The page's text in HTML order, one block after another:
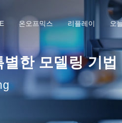
온오프믹스 리플레이 오
한 모델링 기법